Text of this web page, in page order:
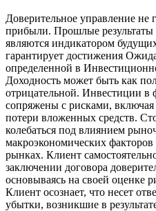
Доверительное управление не
прибыли. Прошлые результаты
являются индикатором
гарантирует достижения
определенной в
Доходность может быть как
отрицательной. Инвестиции
сопряжены с рисками,
потери вложенных средств.
колебаться под влиянием
макроэкономических
рынках. Клиент
заключении договора
основываясь на своей оценке
Клиент осознает, что несет
убытки, возникшие в